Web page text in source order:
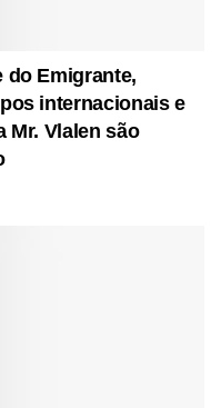
do Emigrante,
internacionais e
Mr. Vlalen são